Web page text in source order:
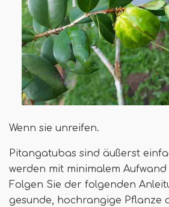
Wenn sie unreifen.
Pitangatubas sind äußerst
werden mit minimalem
Folgen Sie der folgenden
gesunde, hochrangige Pflanze